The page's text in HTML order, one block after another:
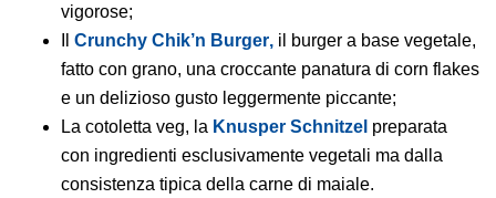
vigorose;
Crunchy Chik’n Burger, il burger a base vegetale,
fatto con grano, una croccante panatura di corn flakes
e un delizioso gusto leggermente piccante;
La cotoletta veg, la Knusper Schnitzel preparata
con ingredienti esclusivamente vegetali ma dalla
consistenza tipica della carne di maiale.